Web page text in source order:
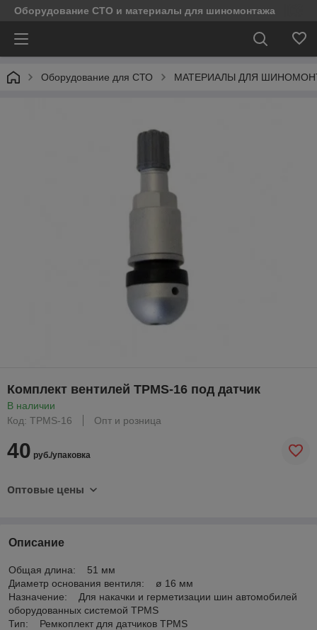
Оборудование СТО и материалы для шиномонтажа
Оборудование для СТО МАТЕРИАЛЫ ДЛЯ
Комплект вентилей TPMS-16 под датчик
В наличии
Код: TPMS-16
Опт и розница
40 руб./упаковка
Оптовые цены
Описание
Общая длина: 51 мм
Диаметр основания вентиля: ø 16 мм
Назначение: Для накачки и герметизации шин автомобилей
оборудованных системой TPMS
Тип: Ремкоплект для датчиков TPMS